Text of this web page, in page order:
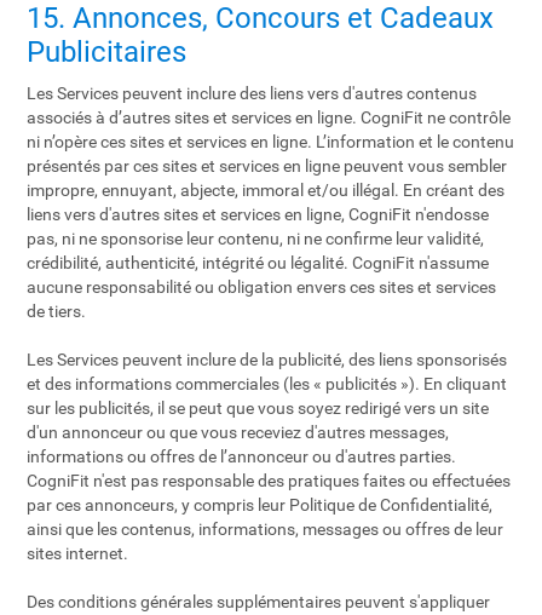
15. Annonces, Concours et Cadeaux
Publicitaires
Les Services peuvent inclure des liens vers d'autres contenus
associés à d’autres sites et services en ligne. CogniFit ne contrôle
ni n’opère ces sites et services en ligne. L’information et le contenu
présentés par ces sites et services en ligne peuvent vous sembler
impropre, ennuyant, abjecte, immoral et/ou illégal. En créant des
liens vers d'autres sites et services en ligne, CogniFit n'endosse
pas, ni ne sponsorise leur contenu, ni ne confirme leur validité,
crédibilité, authenticité, intégrité ou légalité. CogniFit n'assume
aucune responsabilité ou obligation envers ces sites et services
de tiers.
Les Services peuvent inclure de la publicité, des liens sponsorisés
et des informations commerciales (les « publicités »). En cliquant
sur les publicités, il se peut que vous soyez redirigé vers un site
d'un annonceur ou que vous receviez d'autres messages,
informations ou offres de l’annonceur ou d'autres parties.
CogniFit n'est pas responsable des pratiques faites ou effectuées
par ces annonceurs, y compris leur Politique de Confidentialité,
ainsi que les contenus, informations, messages ou offres de leur
sites internet.
Des conditions générales supplémentaires peuvent s'appliquer